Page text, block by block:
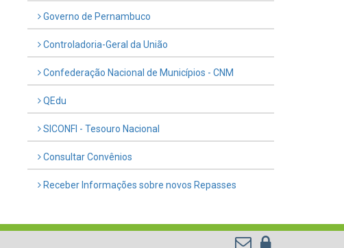
Governo de Pernambuco
Controladoria-Geral da União
Confederação Nacional de Municípios - CNM
QEdu
SICONFI - Tesouro Nacional
Consultar Convênios
Receber Informações sobre novos Repasses